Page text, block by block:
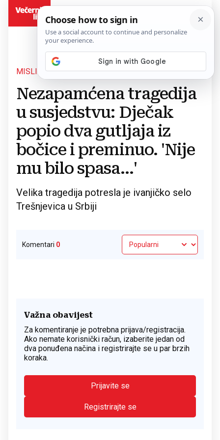
MISLIO JE DA JE SOK Povratak na članak
Nezapamćena tragedija
u susjedstvu: Dječak
popio dva gutljaja iz
bočice i preminuo. 'Nije
mu bilo spasa...'
Velika tragedija potresla je ivanjičko selo
Trešnjevica u Srbiji
Komentari 0
Važna obavijest
Za komentiranje je potrebna prijava/registracija.
Ako nemate korisnički račun, izaberite jedan od
dva ponuđena načina i registrirajte se u par brzih
koraka.
Prijavite se
Registrirajte se